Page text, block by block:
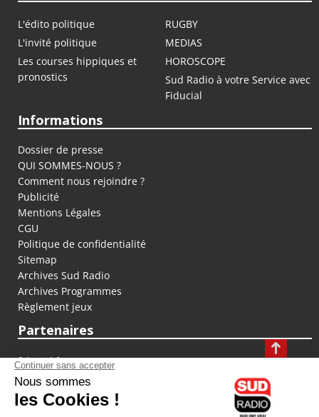
L'édito politique
RUGBY
L'invité politique
MEDIAS
Les courses hippiques et
pronostics
HOROSCOPE
Sud Radio à votre Service avec
Fiducial
Informations
Dossier de presse
QUI SOMMES-NOUS ?
Comment nous rejoindre ?
Publicité
Mentions Légales
CGU
Politique de confidentialité
Sitemap
Archives Sud Radio
Archives Programmes
Règlement jeux
Partenaires
fiducial.fr
lyoncapitale.fr
olympique-et-lyonnais.com